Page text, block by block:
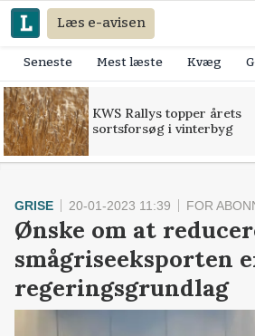
Læs e-avisen
Seneste Mest læste Kvæg
KWS Rallys topper årets
sortsforsøg i vinterbyg
GRISE 20-01-2023 11:39 FOR
Ønske om at
smågriseeksporten
regeringsgrundlag